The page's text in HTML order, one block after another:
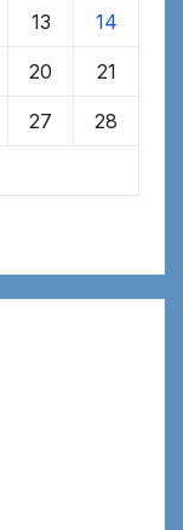
13 14
20 21
27 28